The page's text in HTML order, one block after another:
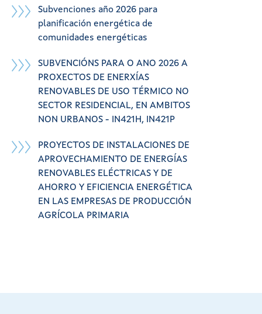
Subvenciones año 2026 para
planificación energética de
comunidades energéticas
SUBVENCIÓNS PARA O ANO 2026 A
PROXECTOS DE ENERXÍAS
RENOVABLES DE USO TÉRMICO NO
SECTOR RESIDENCIAL, EN AMBITOS
NON URBANOS - IN421H, IN421P
PROYECTOS DE INSTALACIONES DE
APROVECHAMIENTO DE ENERGÍAS
RENOVABLES ELÉCTRICAS Y DE
AHORRO Y EFICIENCIA ENERGÉTICA
EN LAS EMPRESAS DE PRODUCCIÓN
AGRÍCOLA PRIMARIA